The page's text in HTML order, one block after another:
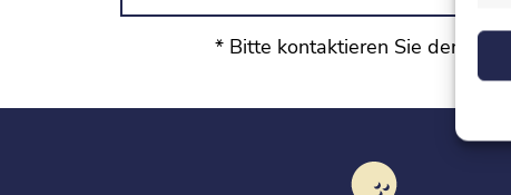
* Bitte kontaktieren Sie den